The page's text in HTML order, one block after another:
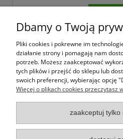
Jak
Pomoc
Dbamy o Twoją
Pliki cookies i pokrewne im
działanie strony i pomagają nam
potrzeb. Możesz zaakceptować
tych plików i przejść do sklepu lub
swoich preferencji, wybierając opcję
Więcej o plikach cookies przeczytasz
zaakceptuj tylko